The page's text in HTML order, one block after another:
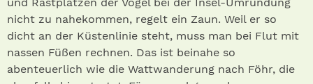
und Rastplätzen der Vögel bei der Insel-Umrundung
nicht zu nahekommen, regelt ein Zaun. Weil er so
dicht an der Küstenlinie steht, muss man bei Flut mit
nassen Füßen rechnen. Das ist beinahe so
abenteuerlich wie die Wattwanderung nach Föhr, die